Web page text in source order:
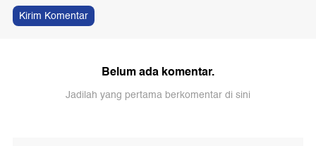
Kirim Komentar
Belum ada komentar.
Jadilah yang pertama berkomentar di sini